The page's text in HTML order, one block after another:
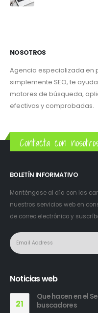
NOSOTROS
Agencia especializada en
simplemente SEO, te
motores de búsqueda,
efectivas y comprobadas.
Contacta con
BOLETÍN INFORMATIVO
Manténgase al día con las
nuestros servicios web en
de correo electrónico y
Noticias web
21
Que hacen en el
buscadores